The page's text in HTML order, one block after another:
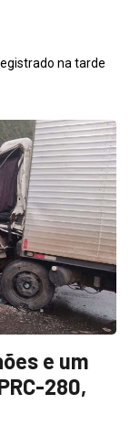
na tarde
e um
280,